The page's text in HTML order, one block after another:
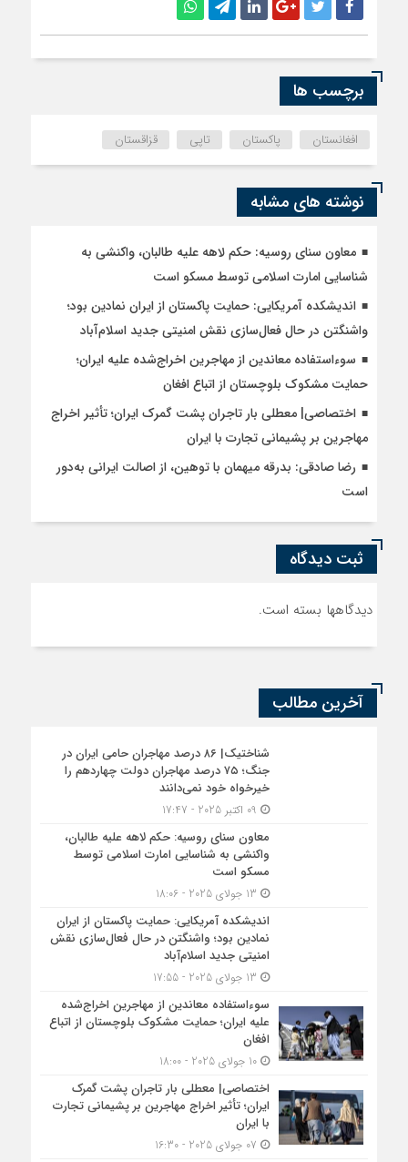
برچسب ها
افغانستان پاکستان تاپی قزاقستان
نوشته های مشابه
معاون سنای روسیه: حکم لاهه علیه طالبان، واکنشی به
شناسایی امارت اسلامی توسط مسکو است
اندیشکده آمریکایی: حمایت پاکستان از ایران نمادین بود؛
واشنگتن در حال فعال‌سازی نقش امنیتی جدید اسلام‌آباد
سوءاستفاده معاندین از مهاجرین اخراج‌شده علیه ایران؛
حمایت مشکوک بلوچستان از اتباع افغان
اختصاصی| معطلی بار تاجران پشت گمرک ایران؛ تأثیر اخراج
مهاجرین بر پشیمانی تجارت با ایران
رضا صادقی: بدرقه میهمان با توهین، از اصالت ایرانی به‌دور
است
ثبت دیدگاه
دیدگاهها بسته است.
آخرین مطالب
شناختیک| ۸۶ درصد مهاجران حامی ایران در
جنگ؛ ۷۵ درصد مهاجران دولت چهاردهم را
خیرخواه خود نمی‌دانند
معاون سنای روسیه: حکم لاهه علیه طالبان،
واکنشی به شناسایی امارت اسلامی توسط
مسکو است
اندیشکده آمریکایی: حمایت پاکستان از ایران
نمادین بود؛ واشنگتن در حال فعال‌سازی نقش
امنیتی جدید اسلام‌آباد
سوءاستفاده معاندین از مهاجرین اخراج‌شده
علیه ایران؛ حمایت مشکوک بلوچستان از اتباع
افغان
10 جولای 2025 - 18:00
اختصاصی| معطلی بار تاجران پشت گمرک
ایران؛ تأثیر اخراج مهاجرین بر پشیمانی تجارت
با ایران